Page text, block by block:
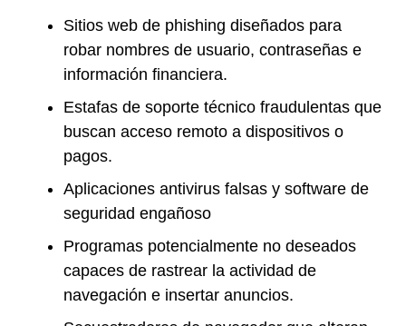
Sitios web de phishing diseñados para
robar nombres de usuario, contraseñas e
información financiera.
Estafas de soporte técnico fraudulentas que
buscan acceso remoto a dispositivos o
pagos.
Aplicaciones antivirus falsas y software de
seguridad engañoso
Programas potencialmente no deseados
capaces de rastrear la actividad de
navegación e insertar anuncios.